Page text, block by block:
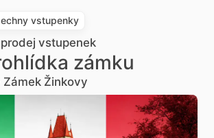
vstupenky
vstupenek
zámku
Zámek Žinkovy